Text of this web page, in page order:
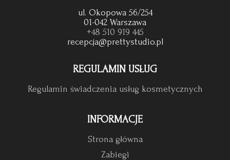
ul. Okopowa 56/254
01-042 Warszawa
+48 510 919 445
recepcja@prettystudio.pl
REGULAMIN USŁUG
Regulamin świadczenia usług kosmetycznych
INFORMACJE
Strona główna
Zabiegi